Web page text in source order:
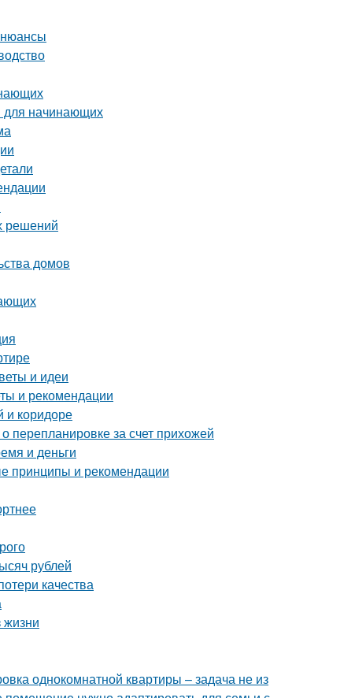
нюансы
для начинающих
решений
домов
и идеи
и рекомендации
и коридоре
за счет прихожей
и деньги
принципы и рекомендации
рублей
качества
жизни
однокомнатной квартиры – задача не из